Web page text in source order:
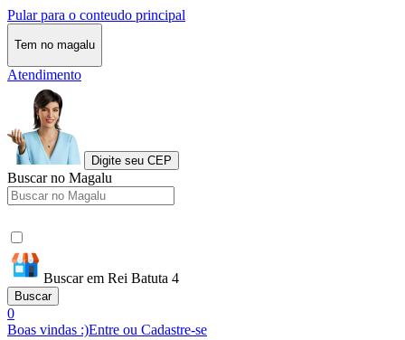
Pular para o conteudo principal
Tem no magalu
Atendimento
Digite seu CEP
Buscar no Magalu
Buscar em Rei Batuta 4
Buscar
0
Boas vindas :)Entre ou Cadastre-se